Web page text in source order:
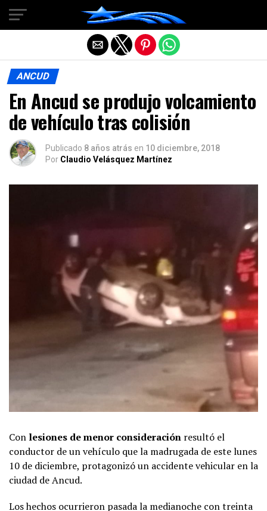
ANCUD
En Ancud se produjo volcamiento
de vehículo tras colisión
Publicado 8 años atrás en 10 diciembre, 2018
Por Claudio Velásquez Martínez
Con lesiones de menor consideración resultó el
conductor de un vehículo que la madrugada de este lunes
10 de diciembre, protagonizó un accidente vehicular en la
ciudad de Ancud.
Los hechos ocurrieron pasada la medianoche con treinta
Salir de la versión móvil